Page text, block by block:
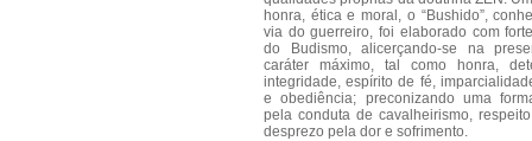
honra, ética e moral, o “Bushido”,
via do guerreiro, foi elaborado com
do Budismo, alicerçando-se na
caráter máximo, tal como honra,
integridade, espírito de fé,
e obediência; preconizando uma
pela conduta de cavalheirismo,
desprezo pela dor e sofrimento.